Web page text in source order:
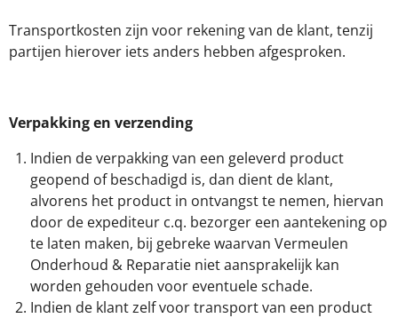
Transportkosten zijn voor rekening van de klant, tenzij
partijen hierover iets anders hebben afgesproken.
Verpakking en verzending
Indien de verpakking van een geleverd product
geopend of beschadigd is, dan dient de klant,
alvorens het product in ontvangst te nemen, hiervan
door de expediteur c.q. bezorger een aantekening op
te laten maken, bij gebreke waarvan Vermeulen
Onderhoud & Reparatie niet aansprakelijk kan
worden gehouden voor eventuele schade.
Indien de klant zelf voor transport van een product